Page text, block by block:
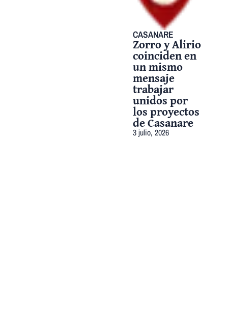
CASANARE
Zorro y Alirio
coinciden en
un mismo
mensaje
trabajar
unidos por
los proyectos
de Casanare
3 julio, 2026